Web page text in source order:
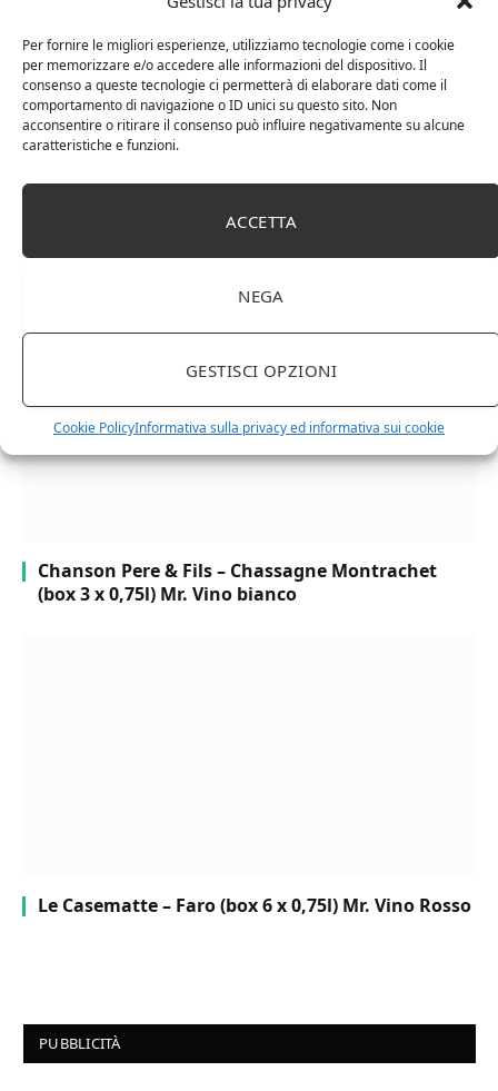
Per fornire le migliori esperienze, utilizziamo tecnologie come i cookie
per memorizzare e/o accedere alle informazioni del dispositivo. Il
consenso a queste tecnologie ci permetterà di elaborare dati come il
comportamento di navigazione o ID unici su questo sito. Non
acconsentire o ritirare il consenso può influire negativamente su alcune
caratteristiche e funzioni.
ACCETTA
NEGA
GESTISCI OPZIONI
Cookie PolicyInformativa sulla privacy ed informativa sui cookie
Cipriani Arrigo, Vino Rosso Veneto IGT 2015,
Bottiglia Numerata, Produzione Limitata, 750 Ml
Chanson Pere & Fils – Chassagne Montrachet
(box 3 x 0,75l) Mr. Vino bianco
Le Casematte – Faro (box 6 x 0,75l) Mr. Vino Rosso
PUBBLICITÀ